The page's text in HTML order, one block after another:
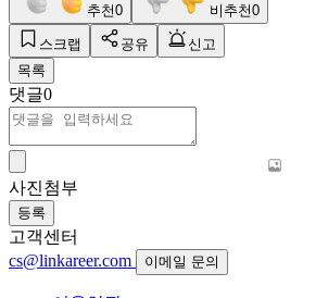
추천0 비추천0
스크랩 공유
신고
목록
댓글0
사진첨부
등록
고객센터
cs@linkareer.com
이메일 문의